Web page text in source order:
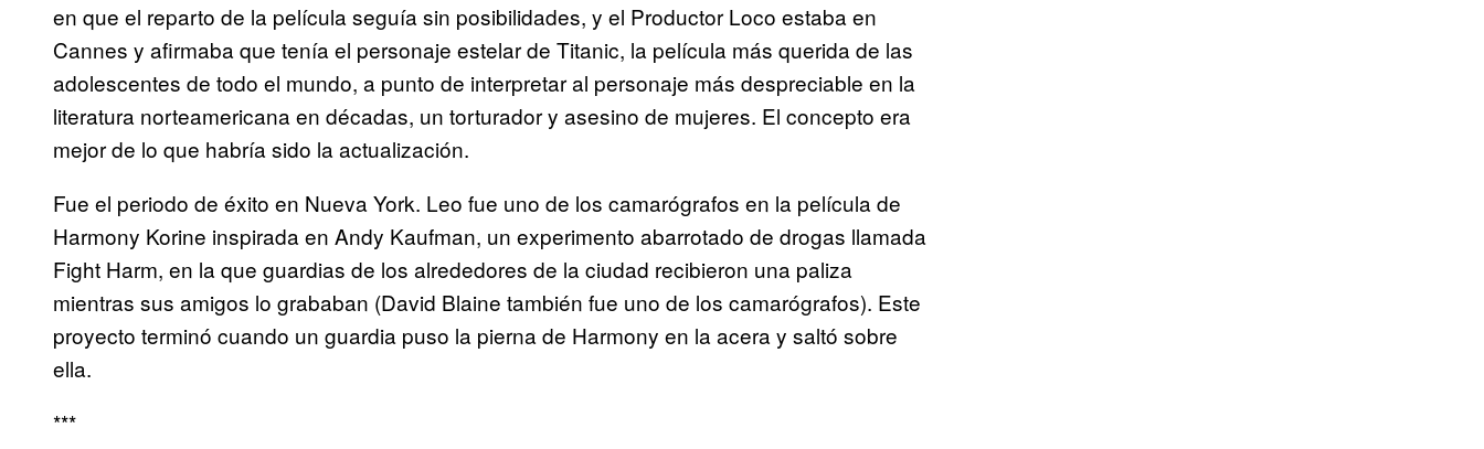
en que el reparto de la película seguía sin posibilidades, y el Productor Loco estaba en
Cannes y afirmaba que tenía el personaje estelar de Titanic, la película más querida de las
adolescentes de todo el mundo, a punto de interpretar al personaje más despreciable en la
literatura norteamericana en décadas, un torturador y asesino de mujeres. El concepto era
mejor de lo que habría sido la actualización.
Fue el periodo de éxito en Nueva York. Leo fue uno de los camarógrafos en la película de
Harmony Korine inspirada en Andy Kaufman, un experimento abarrotado de drogas llamada
Fight Harm, en la que guardias de los alrededores de la ciudad recibieron una paliza
mientras sus amigos lo grababan (David Blaine también fue uno de los camarógrafos). Este
proyecto terminó cuando un guardia puso la pierna de Harmony en la acera y saltó sobre
ella.
***